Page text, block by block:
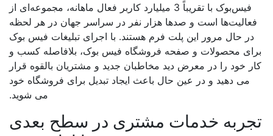
فیس‌بوک با تقریباً 3 میلیارد کاربر فعال ماهانه، مجموعه‌ای از
است و صدها هزار نفر در سراسر جهان در هر لحظه
در حال مرور این پلت فرم هستند. با اجرای تبلیغات فیس بوک
محصولات و صفحه فروشگاه فیس بوک، بلافاصله کسب و
خود را در معرض دید مخاطبان جدید و مشتریان بالقوه قرار
می دهید و در عین حال باعث ایجاد تبدیل برای فروشگاه خود
می شوید.
خدمات مشتری در سطح بعدی